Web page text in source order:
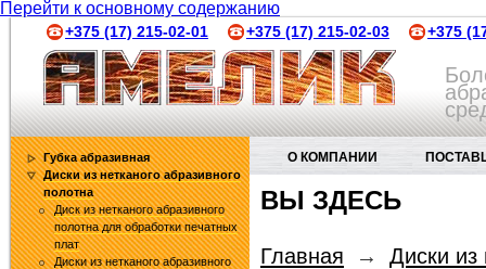
Перейти к основному содержанию
+375 (17) 215-02-01 +375 (17) 215-02-03 +375
Губка абразивная
Диски из нетканого абразивного
полотна
Диск из нетканого абразивного
полотна для обработки печатных
плат
Диски из нетканого абразивного
О КОМПАНИИ
АБРАЗИВНЫЕ
ВЫ ЗДЕСЬ
Главная →
Диски из